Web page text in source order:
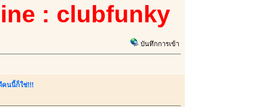
: clubfunky
บันทึกการเข้า
คนนี้ก็ใช่!!!